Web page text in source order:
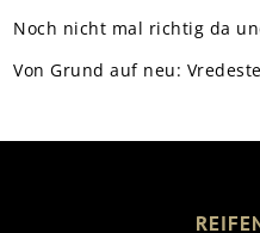
Noch nicht mal richtig da
Von Grund auf neu: